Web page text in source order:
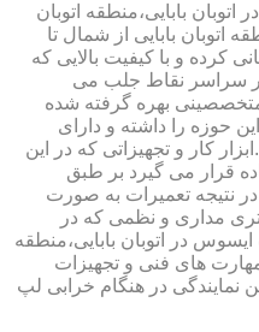
بابایی،منطقه اتوبان
اتوبان بابایی از شمال تا
و با کیفیت بالایی که
سراسر نقاط جلب می
متخصصینی بهره گرفته شده
حوزه را داشته و دارای
کار و تجهیزاتی که در این
قرار می گیرد بر طبق
و در نتیجه تعمیرات به صورت
مداری و نظمی که در
در اتوبان بابایی،منطقه
مهارت های فنی و تجهیزات
نمایندگی در هنگام خرابی لپ